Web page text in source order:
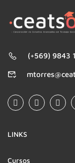
(+569) 9843
LINKS
Cursos